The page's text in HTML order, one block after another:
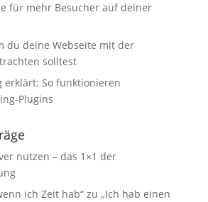
für mehr Besucher auf deiner
du deine Webseite mit der
solltest
erklärt: So funktionieren
Plugins
nutzen – das 1×1 der
ich Zeit hab“ zu „Ich hab einen